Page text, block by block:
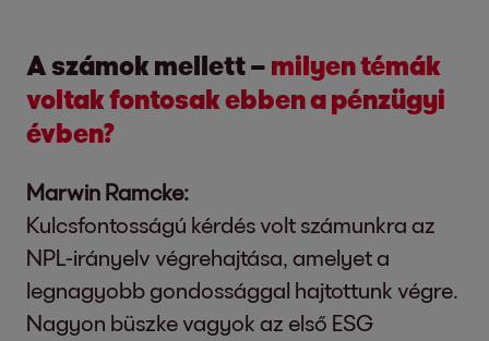
A számok mellett – milyen témák
voltak fontosak ebben a pénzügyi
évben?
Marwin Ramcke:
Kulcsfontosságú kérdés volt számunkra az
NPL-irányelv végrehajtása, amelyet a
legnagyobb gondossággal hajtottunk végre.
Nagyon büszke vagyok az első ESG